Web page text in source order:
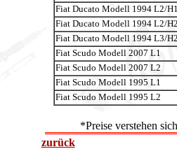
Fiat Ducato Modell 1994 L2/H1
Fiat Ducato Modell 1994 L2/H2
Fiat Ducato Modell 1994 L3/H2
Fiat Scudo Modell 2007 L1
Fiat Scudo Modell 2007 L2
Fiat Scudo Modell 1995 L1
Fiat Scudo Modell 1995 L2
*Preise verstehen
zurück